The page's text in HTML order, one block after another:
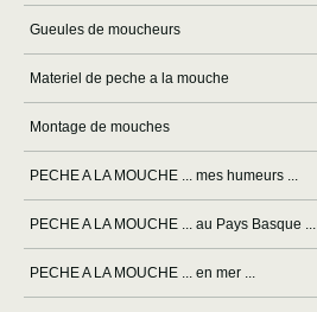
Gueules de moucheurs
Materiel de peche a la mouche
Montage de mouches
PECHE A LA MOUCHE ... mes humeurs ...
PECHE A LA MOUCHE ... au Pays Basque ...
PECHE A LA MOUCHE ... en mer ...